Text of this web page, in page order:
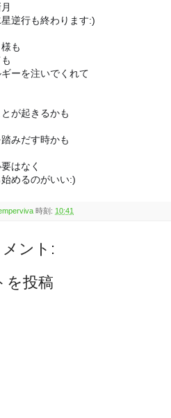
逆行も終わります:)
も
ーを注いでくれて
が起きるかも
みだす時かも
はなく
めるのがいい:)
時刻: 10:41
ント:
を投稿